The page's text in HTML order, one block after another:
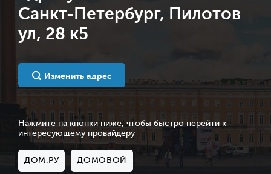
Санкт-Петербург, Пилотов
ул, 28 к5
Изменить адрес
Нажмите на кнопки ниже, чтобы быстро перейти к
интересующему провайдеру
ДОМ.РУ ДОМОВОЙ